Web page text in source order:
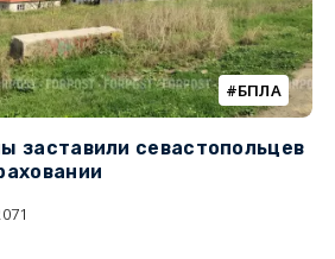
БПЛА
заставили севастопольцев